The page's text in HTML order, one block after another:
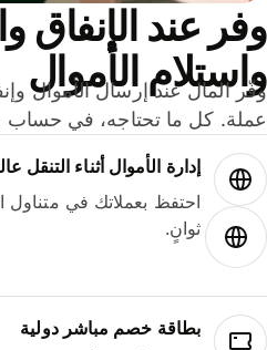
عند الإنفاق
الأموال
كل ما تحتاجه، في حساب
إدارة الأموال أثناء التنقل
احتفظ بعملاتك في متناول
ثوانٍ.
بطاقة خصم مباشر دولية